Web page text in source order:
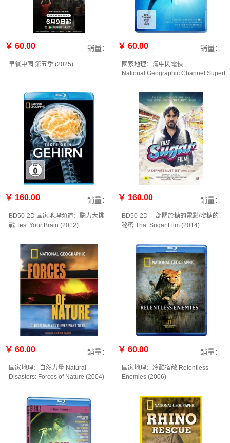
￥ 60.00 銷量：
早餐中國 第五季‎ (2025)
￥ 60.00 銷量：
國家地理：海中閃電俠
￥ 160.00 銷量：
BD50-2D 國家地理頻道：腦力大挑
戰 Test Your Brain (2012)
￥ 160.00 銷量：
BD50-2D 一部關於糖的電影/蜜糖的
秘密 That Sugar Film (2014)
￥ 60.00 銷量：
國家地理：自然力量 Natural
Disasters: Forces of Nature (2004)
￥ 60.00 銷量：
國家地理：冷酷宿敵 Relentless
Enemies (2006)